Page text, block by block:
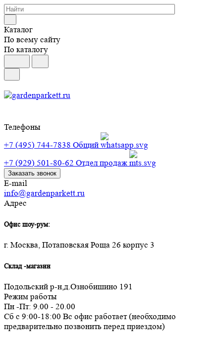
Каталог
По всему сайту
По каталогу
Телефоны
+7 (495) 744-7838 Общий
+7 (929) 501-80-62 Отдел продаж
Заказать звонок
E-mail
info@gardenparkett.ru
Адрес
Офис шоу-рум:
г. Москва, Потаповская Роща 26 корпус 3
Склад -магазин
Подольский р-н,д.Ознобишино 191
Режим работы
Пн -Пт: 9.00 - 20.00
Сб с 9:00-18:00 Вс офис работает (необходимо
предварительно позвонить перед приездом)